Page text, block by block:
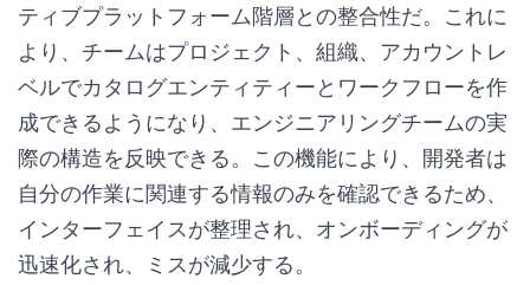
ティブプラットフォーム階層との整合性だ。これに
より、チームはプロジェクト、組織、アカウントレ
ベルでカタログエンティティーとワークフローを作
成できるようになり、エンジニアリングチームの実
際の構造を反映できる。この機能により、開発者は
自分の作業に関連する情報のみを確認できるため、
インターフェイスが整理され、オンボーディングが
迅速化され、ミスが減少する。